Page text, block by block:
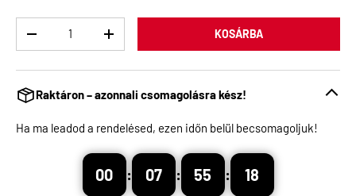
KOSÁRBA
Raktáron – azonnali csomagolásra kész!
Ha ma leadod a rendelésed, ezen időn belül becsomagoljuk!
00 : 07 : 55 : 17